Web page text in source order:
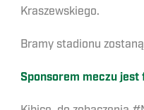
Kraszewskiego.
Bramy stadionu
Sponsorem meczu jest